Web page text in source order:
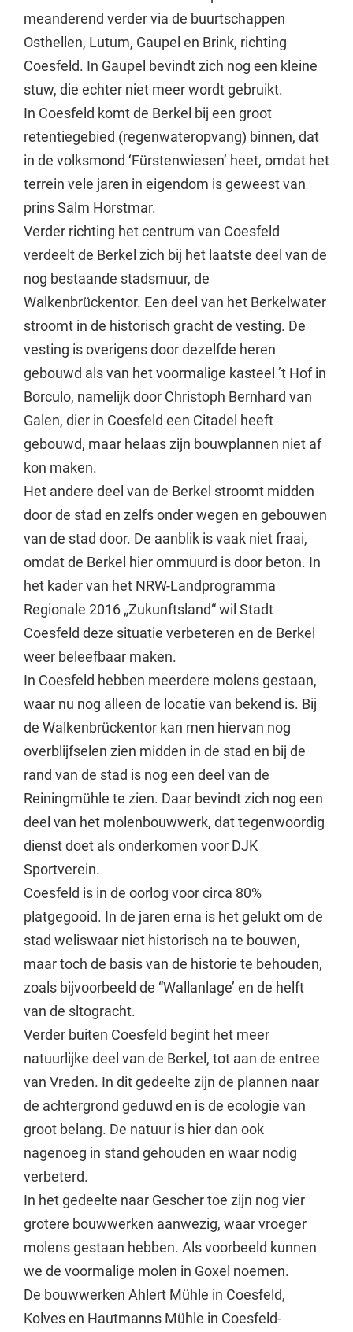
meanderend verder via de buurtschappen
Osthellen, Lutum, Gaupel en Brink, richting
Coesfeld. In Gaupel bevindt zich nog een kleine
stuw, die echter niet meer wordt gebruikt.
In Coesfeld komt de Berkel bij een groot
retentiegebied (regenwateropvang) binnen, dat
in de volksmond ‘Fürstenwiesen’ heet, omdat het
terrein vele jaren in eigendom is geweest van
prins Salm Horstmar.
Verder richting het centrum van Coesfeld
verdeelt de Berkel zich bij het laatste deel van de
nog bestaande stadsmuur, de
Walkenbrückentor. Een deel van het Berkelwater
stroomt in de historisch gracht de vesting. De
vesting is overigens door dezelfde heren
gebouwd als van het voormalige kasteel ’t Hof in
Borculo, namelijk door Christoph Bernhard van
Galen, dier in Coesfeld een Citadel heeft
gebouwd, maar helaas zijn bouwplannen niet af
kon maken.
Het andere deel van de Berkel stroomt midden
door de stad en zelfs onder wegen en gebouwen
van de stad door. De aanblik is vaak niet fraai,
omdat de Berkel hier ommuurd is door beton. In
het kader van het NRW-Landprogramma
Regionale 2016 „Zukunftsland“ wil Stadt
Coesfeld deze situatie verbeteren en de Berkel
weer beleefbaar maken.
In Coesfeld hebben meerdere molens gestaan,
waar nu nog alleen de locatie van bekend is. Bij
de Walkenbrückentor kan men hiervan nog
overblijfselen zien midden in de stad en bij de
rand van de stad is nog een deel van de
Reiningmühle te zien. Daar bevindt zich nog een
deel van het molenbouwwerk, dat tegenwoordig
dienst doet als onderkomen voor DJK
Sportverein.
Coesfeld is in de oorlog voor circa 80%
platgegooid. In de jaren erna is het gelukt om de
stad weliswaar niet historisch na te bouwen,
maar toch de basis van de historie te behouden,
zoals bijvoorbeeld de “Wallanlage’ en de helft
van de sltogracht.
Verder buiten Coesfeld begint het meer
natuurlijke deel van de Berkel, tot aan de entree
van Vreden. In dit gedeelte zijn de plannen naar
de achtergrond geduwd en is de ecologie van
groot belang. De natuur is hier dan ook
nagenoeg in stand gehouden en waar nodig
verbeterd.
In het gedeelte naar Gescher toe zijn nog vier
grotere bouwwerken aanwezig, waar vroeger
molens gestaan hebben. Als voorbeeld kunnen
we de voormalige molen in Goxel noemen.
De bouwwerken Ahlert Mühle in Coesfeld,
Kolves en Hautmanns Mühle in Coesfeld-